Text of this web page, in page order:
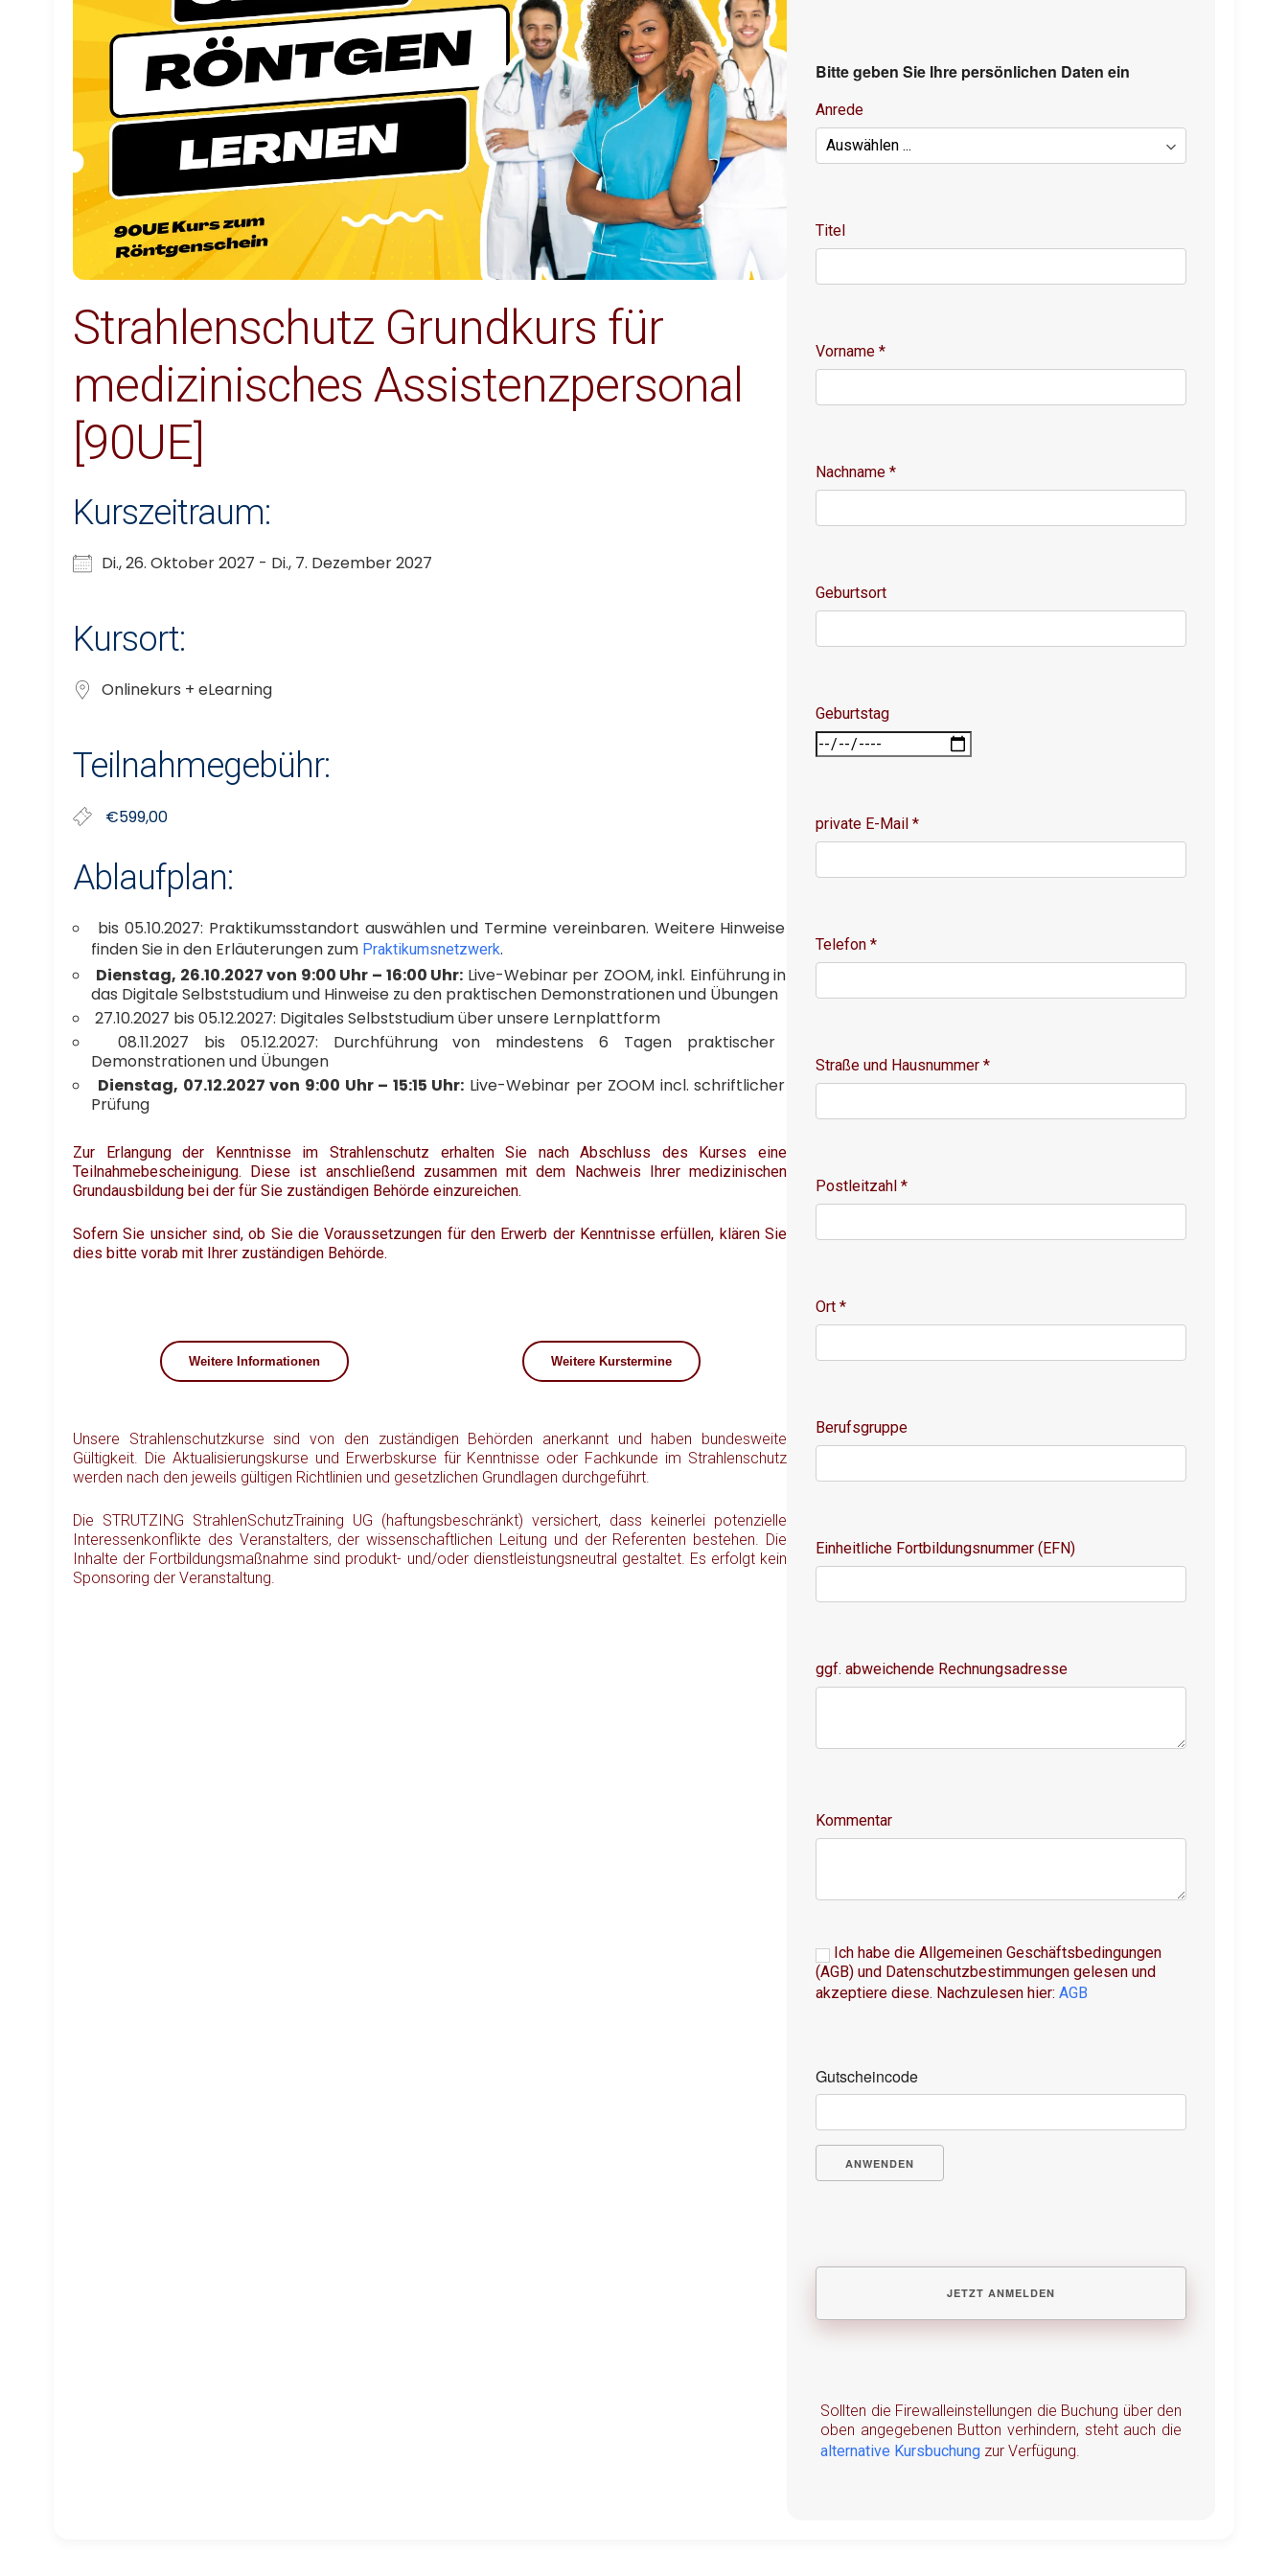
Strahlenschutz Grundkurs für
medizinisches Assistenzpersonal
[90UE]
Kurszeitraum:
Di., 26. Oktober 2027 - Di., 7. Dezember 2027
Kursort:
Onlinekurs + eLearning
Teilnahmegebühr:
€599,00
Ablaufplan:
bis 05.10.2027: Praktikumsstandort auswählen und Termine vereinbaren. Weitere Hinweise
finden Sie in den Erläuterungen zum Praktikumsnetzwerk.
Dienstag, 26.10.2027 von 9:00 Uhr – 16:00 Uhr: Live-Webinar per ZOOM, inkl. Einführung in
das Digitale Selbststudium und Hinweise zu den praktischen Demonstrationen und Übungen
27.10.2027 bis 05.12.2027: Digitales Selbststudium über unsere Lernplattform
08.11.2027 bis 05.12.2027: Durchführung von mindestens 6 Tagen praktischer
Demonstrationen und Übungen
Dienstag, 07.12.2027 von 9:00 Uhr – 15:15 Uhr: Live-Webinar per ZOOM incl. schriftlicher
Prüfung
Zur Erlangung der Kenntnisse im Strahlenschutz erhalten Sie nach Abschluss des Kurses eine
Teilnahmebescheinigung. Diese ist anschließend zusammen mit dem Nachweis Ihrer medizinischen
Grundausbildung bei der für Sie zuständigen Behörde einzureichen.
Sofern Sie unsicher sind, ob Sie die Voraussetzungen für den Erwerb der Kenntnisse erfüllen, klären Sie
dies bitte vorab mit Ihrer zuständigen Behörde.
Weitere Informationen Weitere Kurstermine
Unsere Strahlenschutzkurse sind von den zuständigen Behörden anerkannt und haben bundesweite
Gültigkeit. Die Aktualisierungskurse und Erwerbskurse für Kenntnisse oder Fachkunde im Strahlenschutz
werden nach den jeweils gültigen Richtlinien und gesetzlichen Grundlagen durchgeführt.
Die STRUTZING StrahlenSchutzTraining UG (haftungsbeschränkt) versichert, dass keinerlei potenzielle
Interessenkonflikte des Veranstalters, der wissenschaftlichen Leitung und der Referenten bestehen. Die
Inhalte der Fortbildungsmaßnahme sind produkt- und/oder dienstleistungsneutral gestaltet. Es erfolgt kein
Sponsoring der Veranstaltung.
Bitte geben Sie Ihre persönlichen Daten ein
Anrede
Titel
Vorname *
Nachname *
Geburtsort
Geburtstag
private E-Mail *
Telefon *
Straße und Hausnummer *
Postleitzahl *
Ort *
Berufsgruppe
Einheitliche Fortbildungsnummer (EFN)
ggf. abweichende Rechnungsadresse
Kommentar
Ich habe die Allgemeinen Geschäftsbedingungen
(AGB) und Datenschutzbestimmungen gelesen und
akzeptiere diese. Nachzulesen hier: AGB
Gutscheincode
ANWENDEN
Sollten die Firewalleinstellungen die Buchung über den
oben angegebenen Button verhindern, steht auch die
alternative Kursbuchung zur Verfügung.